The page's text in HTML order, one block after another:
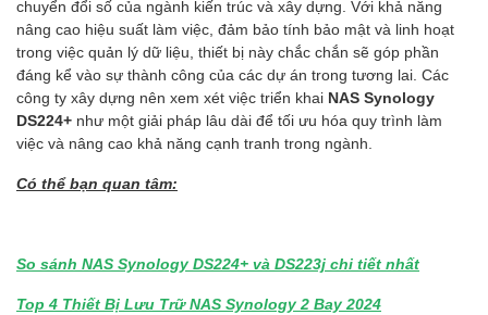
chuyển đổi số của ngành kiến trúc và xây dựng. Với khả năng
nâng cao hiệu suất làm việc, đảm bảo tính bảo mật và linh hoạt
trong việc quản lý dữ liệu, thiết bị này chắc chắn sẽ góp phần
đáng kể vào sự thành công của các dự án trong tương lai. Các
công ty xây dựng nên xem xét việc triển khai NAS Synology
DS224+ như một giải pháp lâu dài để tối ưu hóa quy trình làm
việc và nâng cao khả năng cạnh tranh trong ngành.
Có thể bạn quan tâm:
So sánh NAS Synology DS224+ và DS223j chi tiết nhất
Top 4 Thiết Bị Lưu Trữ NAS Synology 2 Bay 2024